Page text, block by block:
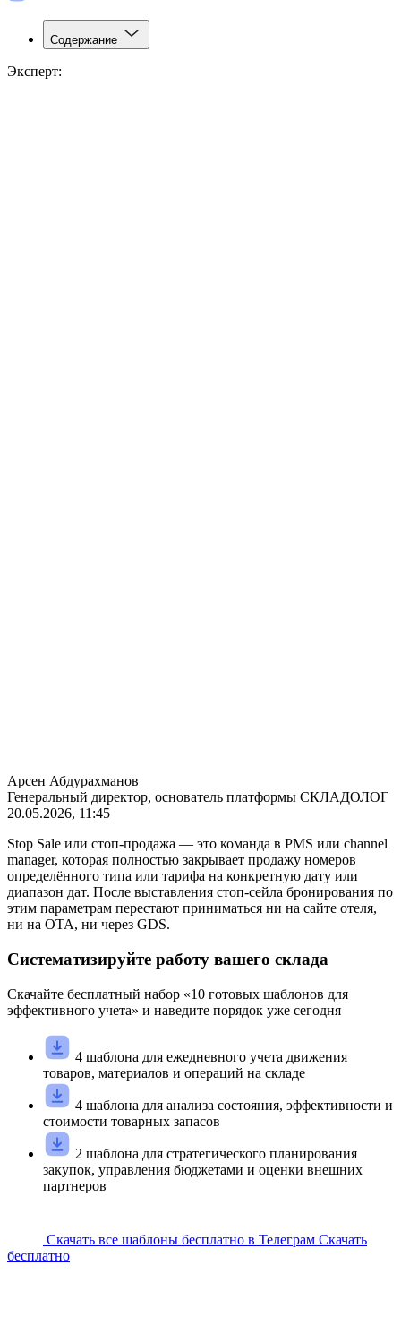
Содержание
Эксперт:
Арсен Абдурахманов
Генеральный директор, основатель платформы СКЛАДОЛОГ
20.05.2026, 11:45
Stop Sale или стоп-продажа — это команда в PMS или channel
manager, которая полностью закрывает продажу номеров
определённого типа или тарифа на конкретную дату или
диапазон дат. После выставления стоп-сейла бронирования по
этим параметрам перестают приниматься ни на сайте отеля,
ни на OTA, ни через GDS.
Систематизируйте работу вашего склада
Скачайте бесплатный набор «10 готовых шаблонов для
эффективного учета» и наведите порядок уже сегодня
4 шаблона для ежедневного учета движения
товаров, материалов и операций на складе
4 шаблона для анализа состояния, эффективности и
стоимости товарных запасов
2 шаблона для стратегического планирования
закупок, управления бюджетами и оценки внешних
партнеров
Скачать все шаблоны бесплатно в Телеграм Скачать
бесплатно